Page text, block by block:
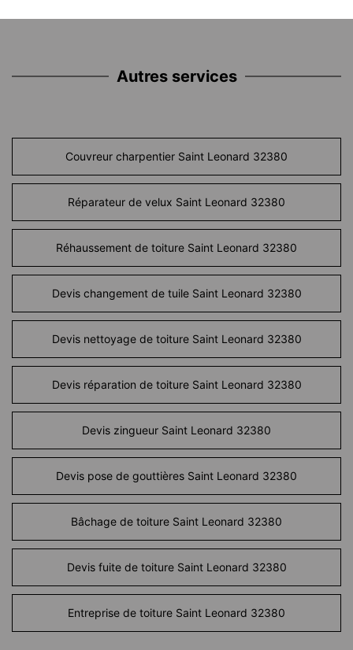
Autres services
Couvreur charpentier Saint Leonard 32380
Réparateur de velux Saint Leonard 32380
Réhaussement de toiture Saint Leonard 32380
Devis changement de tuile Saint Leonard 32380
Devis nettoyage de toiture Saint Leonard 32380
Devis réparation de toiture Saint Leonard 32380
Devis zingueur Saint Leonard 32380
Devis pose de gouttières Saint Leonard 32380
Bâchage de toiture Saint Leonard 32380
Devis fuite de toiture Saint Leonard 32380
Entreprise de toiture Saint Leonard 32380